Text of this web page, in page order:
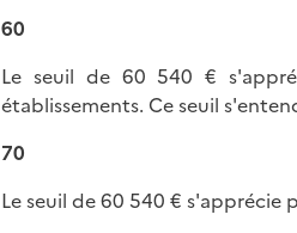
60
Le seuil de 60 540 €
établissements. Ce seuil
70
Le seuil de 60 540 € s'apprécie